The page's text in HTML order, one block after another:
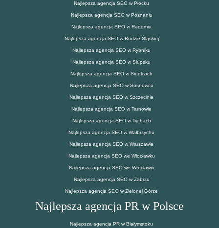
Najlepsza agencja SEO w Płocku
Najlepsza agencja SEO w Poznaniu
Najlepsza agencja SEO w Radomiu
Najlepsza agencja SEO w Rudzie Śląskiej
Najlepsza agencja SEO w Rybniku
Najlepsza agencja SEO w Słupsku
Najlepsza agencja SEO w Siedlcach
Najlepsza agencja SEO w Sosnowcu
Najlepsza agencja SEO w Szczecinie
Najlepsza agencja SEO w Tarnowie
Najlepsza agencja SEO w Tychach
Najlepsza agencja SEO w Wałbrzychu
Najlepsza agencja SEO w Warszawie
Najlepsza agencja SEO we Włocławku
Najlepsza agencja SEO we Wrocławiu
Najlepsza agencja SEO w Zabrzu
Najlepsza agencja SEO w Zielonej Górze
Najlepsza agencja PR w Polsce
Najlepsza agencja PR w Białymstoku